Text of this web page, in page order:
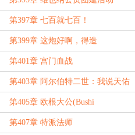
第397章 七百就七百！
第399章 这炮好啊，得造
第401章 宫门血战
第403章 阿尔伯特二世：我说天佑
萨克森（补更）
第405章 欧根大公(Bushi
第407章 特派法师